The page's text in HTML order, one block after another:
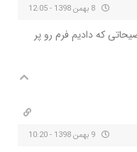
که دادیم فرم رو پر